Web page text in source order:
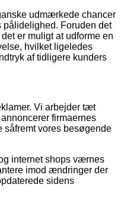
udmærkede chancer
pålidelighed. Foruden det
er muligt at udforme en
hvilket ligeledes
af tidligere kunders
Vi arbejder tæt
firmaernes
såfremt vores besøgende
internet shops værnes
imod ændringer der
sidens